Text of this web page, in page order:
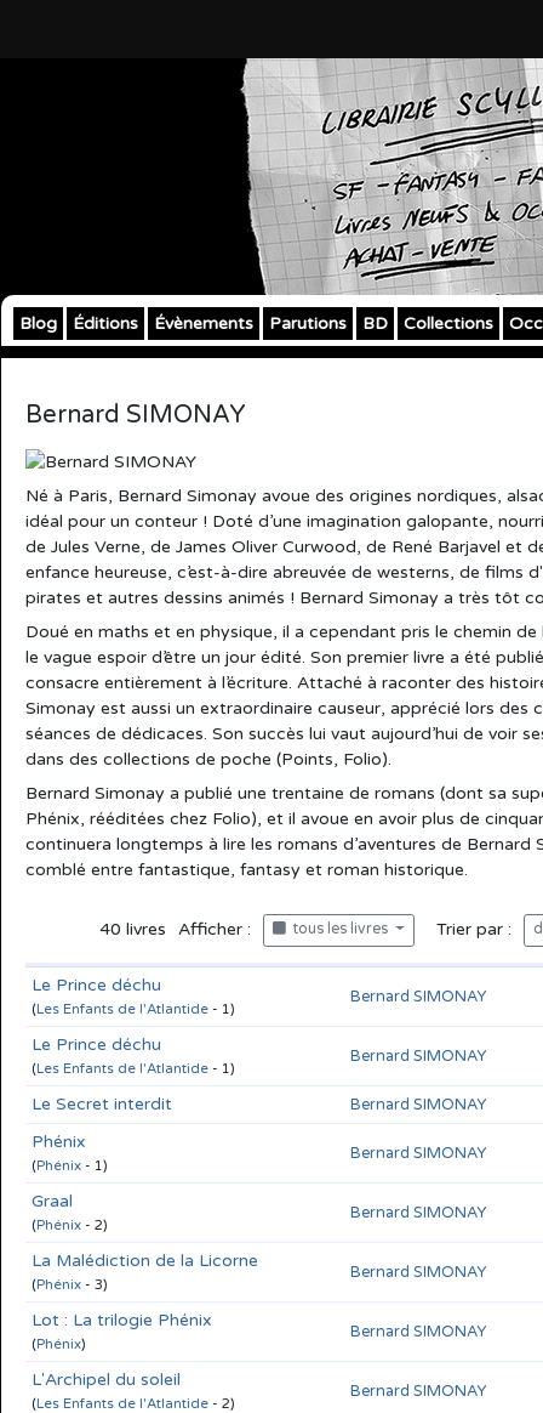
Blog Éditions Évènements Parutions BD Collections
Bernard SIMONAY
Né à Paris, Bernard Simonay avoue des origines nordiques,
idéal pour un conteur ! Doté d’une imagination galopante,
de Jules Verne, de James Oliver Curwood, de René Barjavel et
enfance heureuse, c’est-à-dire abreuvée de westerns, de films
pirates et autres dessins animés ! Bernard Simonay a très tôt
Doué en maths et en physique, il a cependant pris le chemin
le vague espoir d’être un jour édité. Son premier livre a été
consacre entièrement à l’écriture. Attaché à raconter des
Simonay est aussi un extraordinaire causeur, apprécié lors des
séances de dédicaces. Son succès lui vaut aujourd’hui de voir
dans des collections de poche (Points, Folio).
Bernard Simonay a publié une trentaine de romans (dont sa
Phénix, rééditées chez Folio), et il avoue en avoir plus de
continuera longtemps à lire les romans d’aventures de Bernard
comblé entre fantastique, fantasy et roman historique.
40 livres Afficher : tous les livres Trier par :
Le Prince déchu
(Les Enfants de l'Atlantide - 1)
Bernard SIMONAY
Le Prince déchu
(Les Enfants de l'Atlantide - 1)
Bernard SIMONAY
Le Secret interdit Bernard SIMONAY
Phénix
(Phénix - 1)
Bernard SIMONAY
Graal
(Phénix - 2)
Bernard SIMONAY
La Malédiction de la Licorne
(Phénix - 3)
Bernard SIMONAY
Lot : La trilogie Phénix
(Phénix)
Bernard SIMONAY
L'Archipel du soleil
(Les Enfants de l'Atlantide - 2)
Bernard SIMONAY